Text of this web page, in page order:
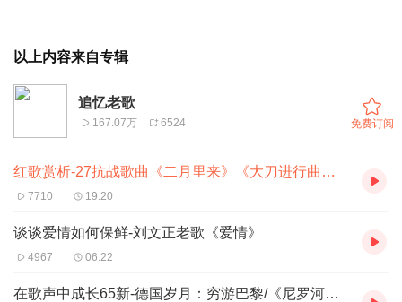
以上内容来自专辑
追忆老歌
167.07万 6524 免费订阅
红歌赏析-27抗战歌曲《二月里来》《大刀进行曲》等
7710 19:20
谈谈爱情如何保鲜-刘文正老歌《爱情》
4967 06:22
在歌声中成长65新-德国岁月：穷游巴黎/《尼罗河畔的歌声》《相思河畔》《铃儿响叮